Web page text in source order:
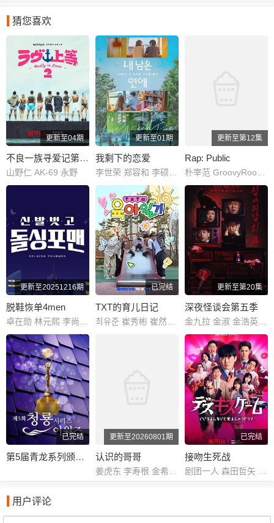
猜您喜欢
更新至04期
不良一族寻爱记第二季
山野仁 AK-69 永野
更新至01期
我剩下的恋爱
更新至第12集
Rap: Public
更新至20251216期
脱鞋恢单4men
卓在勋 林元熙 李尚敏 金俊浩 宋旻浩 表志勋
已完结
TXT的育儿日记
최유준 崔秀彬 崔然竣 崔杋圭 姜太显 休宁凯
更新至第20集
深夜怪谈会第五季
金九拉 金淑 金浩英 池艺恩
已完结
第5届青龙系列颁奖典礼
更新至20260801期
认识的哥哥
姜虎东 李寿根 金希澈 徐章勋 金永哲 金世晃 黄致列 闵京勋 李相旼 张圣圭
已完结
接吻生死战
剧团一人 森田哲矢 渡边隆 野田水晶 岛佐和也 ぐんぴぃ 矢作兼 山里亮太 池田美优 宫野真守 竹财辉之助 桥本润 结木滉星 野间口彻 八岛智人 寺岛进 西冈德马 八木奈奈 橘玛丽 金松季步 塔乃花铃 葵伊吹 纱仓真菜 月乃露娜 MINAMO
用户评论